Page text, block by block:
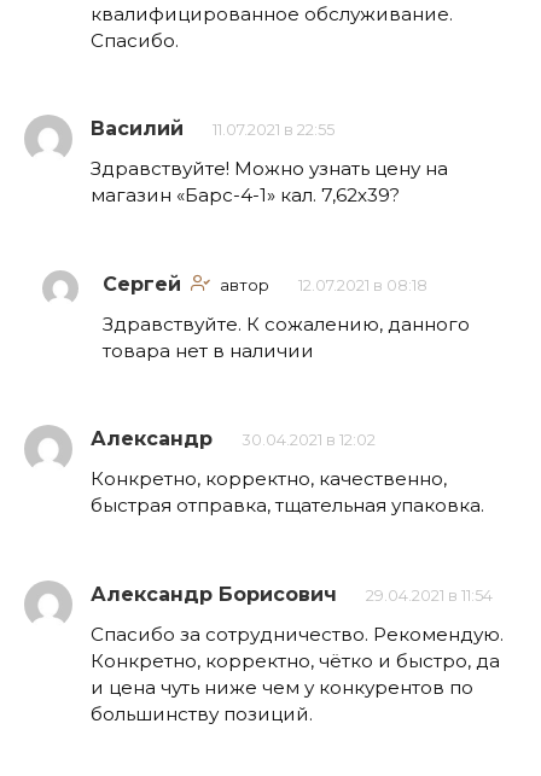
квалифицированное обслуживание.
Спасибо.
Василий 11.07.2021 в 22:55
Здравствуйте! Можно узнать цену на
магазин «Барс-4-1» кал. 7,62х39?
Сергей автор 12.07.2021 в 08:18
Здравствуйте. К сожалению, данного
товара нет в наличии
Александр 30.04.2021 в 12:02
Конкретно, корректно, качественно,
быстрая отправка, тщательная упаковка.
Александр Борисович 29.04.2021 в 11:54
Спасибо за сотрудничество. Рекомендую.
Конкретно, корректно, чётко и быстро, да
и цена чуть ниже чем у конкурентов по
большинству позиций.